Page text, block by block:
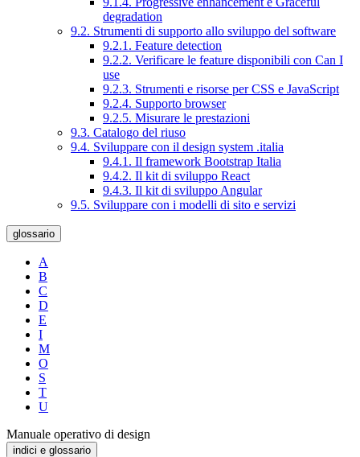
degradation
9.2. Strumenti di supporto allo sviluppo del software
9.2.1. Feature detection
9.2.2. Verificare le feature disponibili con Can I
use
9.2.3. Strumenti e risorse per CSS e JavaScript
9.2.4. Supporto browser
9.2.5. Misurare le prestazioni
9.3. Catalogo del riuso
9.4. Sviluppare con il design system .italia
9.4.1. Il framework Bootstrap Italia
9.4.2. Il kit di sviluppo React
9.4.3. Il kit di sviluppo Angular
9.5. Sviluppare con i modelli di sito e servizi
glossario
A
B
C
D
E
I
M
O
S
T
U
Manuale operativo di design
indici e glossario